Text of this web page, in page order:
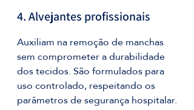
4. Alvejantes profissionais
Auxiliam na remoção de manchas
sem comprometer a durabilidade
dos tecidos. São formulados para
uso controlado, respeitando os
parâmetros de segurança hospitalar.